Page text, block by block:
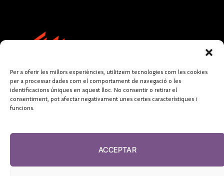
Per a oferir les millors experiències, utilitzem tecnologies com les cookies
per a processar dades com el comportament de navegació o les
identificacions úniques en aquest lloc. No consentir o retirar el
consentiment, pot afectar negativament unes certes característiques i
funcions.
ACCEPTAR
FUNDACIÓ